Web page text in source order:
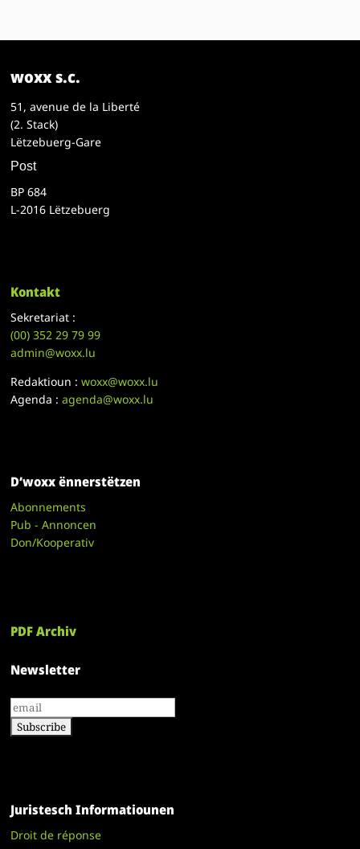
woxx s.c.
51, avenue de la Liberté
(2. Stack)
Lëtzebuerg-Gare
Post
BP 684
L-2016 Lëtzebuerg
Kontakt
Sekretariat :
(00)352 29 79 99
admin@woxx.lu
Redaktioun :woxx@woxx.lu
Agenda :agenda@woxx.lu
D’woxx ënnerstëtzen
Abonnements
Pub - Annoncen
Don/Kooperativ
PDF Archiv
Newsletter
Juristesch Informatiounen
Droit de réponse